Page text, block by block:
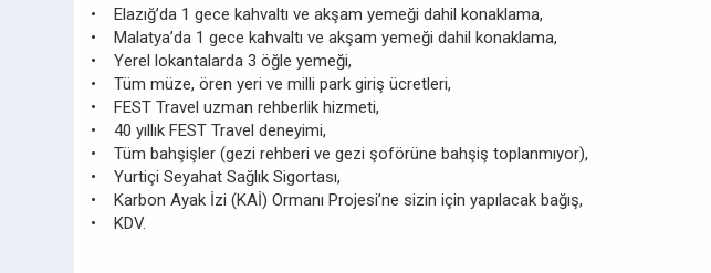
• Elazığ’da 1 gece kahvaltı ve akşam yemeği dahil konaklama,
• Malatya’da 1 gece kahvaltı ve akşam yemeği dahil konaklama,
• Yerel lokantalarda 3 öğle yemeği,
• Tüm müze, ören yeri ve milli park giriş ücretleri,
• FEST Travel uzman rehberlik hizmeti,
• 40 yıllık FEST Travel deneyimi,
• Tüm bahşişler (gezi rehberi ve gezi şoförüne bahşiş toplanmıyor),
• Yurtiçi Seyahat Sağlık Sigortası,
• Karbon Ayak İzi (KAİ) Ormanı Projesi’ne sizin için yapılacak bağış,
• KDV.